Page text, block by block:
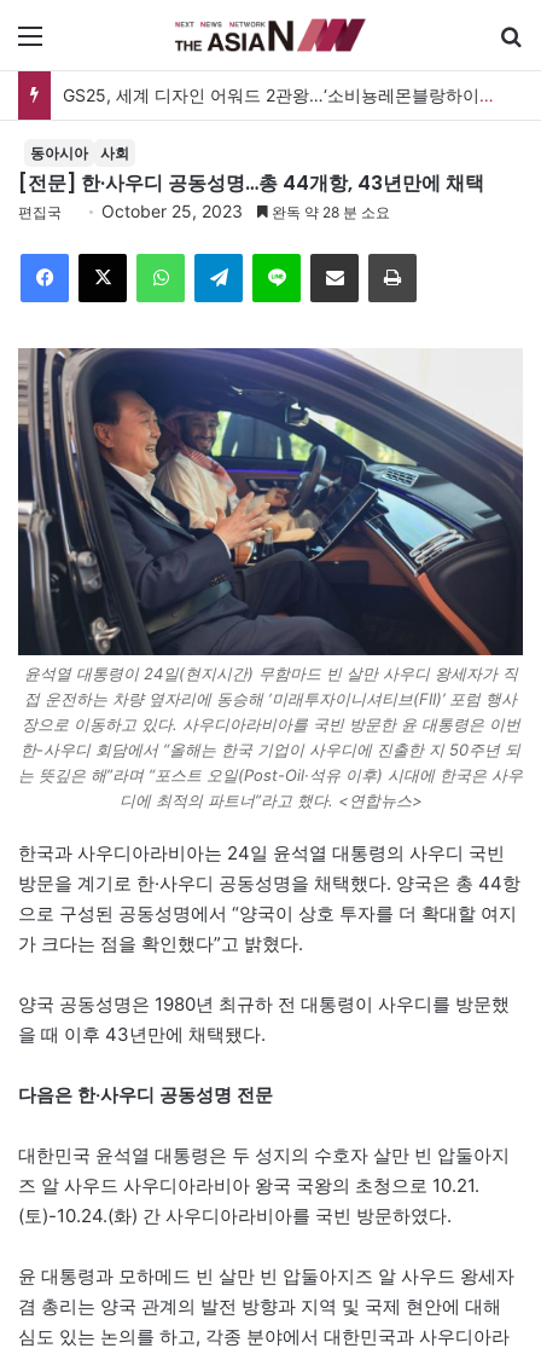
서울시교육청, 9월 1일자 정기인사 단행…교장·교감 등 469명 발령
동아시아 사회
[전문] 한·사우디 공동성명…총 44개항, 43년만에 채택
편집국 October 25, 2023 완독 약 28 분 소요
Telegram 이메일
윤석열 대통령이 24일(현지시간) 무함마드 빈 살만 사우디 왕세자가 직
접 운전하는 차량 옆자리에 동승해 ‘미래투자이니셔티브(FII)’ 포럼 행사
장으로 이동하고 있다. 사우디아라비아를 국빈 방문한 윤 대통령은 이번
한-사우디 회담에서 “올해는 한국 기업이 사우디에 진출한 지 50주년 되
는 뜻깊은 해”라며 “포스트 오일(Post-Oil·석유 이후) 시대에 한국은 사우
디에 최적의 파트너”라고 했다. <연합뉴스>
한국과 사우디아라비아는 24일 윤석열 대통령의 사우디 국빈
방문을 계기로 한·사우디 공동성명을 채택했다. 양국은 총 44항
으로 구성된 공동성명에서 “양국이 상호 투자를 더 확대할 여지
가 크다는 점을 확인했다”고 밝혔다.
양국 공동성명은 1980년 최규하 전 대통령이 사우디를 방문했
을 때 이후 43년만에 채택됐다.
다음은 한·사우디 공동성명 전문
대한민국 윤석열 대통령은 두 성지의 수호자 살만 빈 압둘아지
즈 알 사우드 사우디아라비아 왕국 국왕의 초청으로 10.21.
(토)-10.24.(화) 간 사우디아라비아를 국빈 방문하였다.
윤 대통령과 모하메드 빈 살만 빈 압둘아지즈 알 사우드 왕세자
겸 총리는 양국 관계의 발전 방향과 지역 및 국제 현안에 대해
심도 있는 논의를 하고, 각종 분야에서 대한민국과 사우디아라